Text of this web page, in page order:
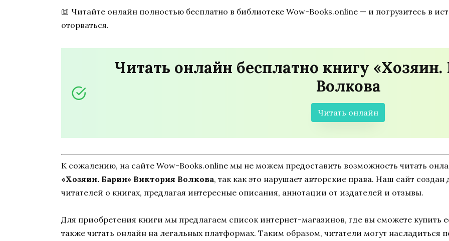
📖 Читайте онлайн полностью бесплатно в библиотеке Wow-Books.online — и погрузитесь в
оторваться.
Читать онлайн бесплатно книгу
Волкова
Читать онлайн
К сожалению, на сайте Wow-Books.online мы не можем предоставить возможность читать
«Хозяин. Барин» Виктория Волкова, так как это нарушает авторские права. Наш сайт
читателей о книгах, предлагая интересные описания, аннотации от издателей и отзывы.
Для приобретения книги мы предлагаем список интернет-магазинов, где вы сможете купить
также читать онлайн на легальных платформах. Таким образом, читатели могут насладиться